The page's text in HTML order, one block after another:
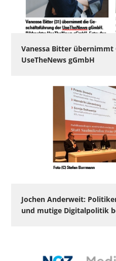
Vanessa Bitter übernimmt
UseTheNews gGmbH
Jochen Anderweit:
und mutige Digitalpolitik